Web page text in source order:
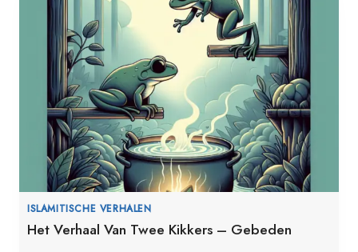
ISLAMITISCHE VERHALEN
Het Verhaal Van Twee Kikkers – Gebeden